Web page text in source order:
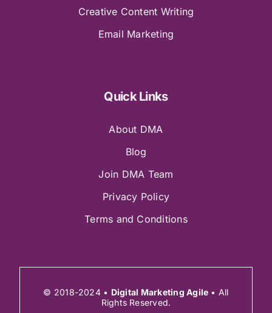
Creative Content Writing
Email Marketing
Quick Links
About DMA
Blog
Join DMA Team
Privacy Policy
Terms and Conditions
© 2018-2024 • Digital Marketing Agile • All
Rights Reserved.